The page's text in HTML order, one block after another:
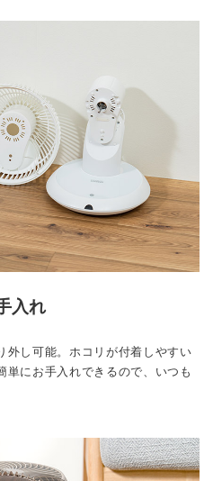
入れ
外し可能。ホコリが付着しやすい
単にお手入れできるので、いつも